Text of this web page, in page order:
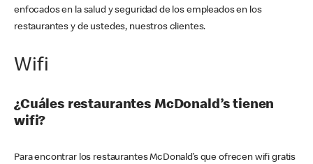
enfocados en la salud y seguridad de los empleados en los
restaurantes y de ustedes, nuestros clientes.
Wifi
¿Cuáles restaurantes McDonald’s tienen
wifi?
Para encontrar los restaurantes McDonald’s que ofrecen wifi gratis